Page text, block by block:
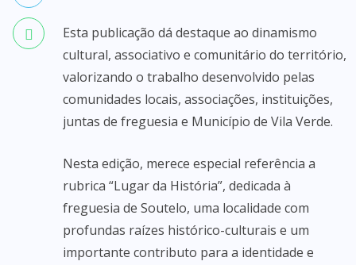
Esta publicação dá destaque ao dinamismo
cultural, associativo e comunitário do território,
valorizando o trabalho desenvolvido pelas
comunidades locais, associações, instituições,
juntas de freguesia e Município de Vila Verde.
Nesta edição, merece especial referência a
rubrica “Lugar da História”, dedicada à
freguesia de Soutelo, uma localidade com
profundas raízes histórico-culturais e um
importante contributo para a identidade e